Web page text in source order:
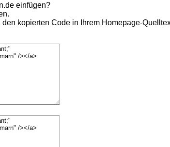
einfügen?
kopierten Code in Ihrem Homepage-